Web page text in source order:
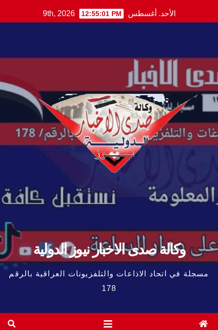
to
الأحد. أغسطس 9th, 2026 12:55:02 PM
وكالة صدى الاخبار نيوز الدولية
مسجلة في اتحاد الاذاعات والتلفزيونات العراقية بالرقم
178